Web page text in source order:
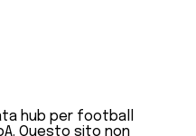
hub per football
Questo sito non